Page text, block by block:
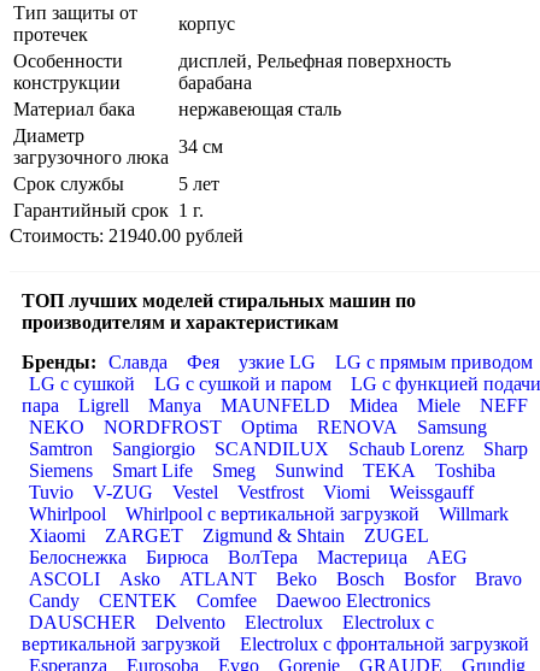
Тип защиты от
протечек
корпус
Особенности
конструкции
дисплей, Рельефная поверхность
барабана
Материал бака
нержавеющая сталь
Диаметр
загрузочного люка
34 см
Срок службы
5 лет
Гарантийный срок 1 г.
Стоимость: 21940.00 рублей
ТОП лучших моделей стиральных машин по
производителям и характеристикам
Бренды:
Славда Фея узкие LG
LG с прямым приводом
LG с сушкой
LG с сушкой и паром
LG с функцией подачи
пара
Ligrell Manya MAUNFELD Midea Miele
NEFF
NEKO
NORDFROST Optima RENOVA
Samsung
Samtron
Sangiorgio SCANDILUX Schaub Lorenz
Sharp
Siemens
Smart Life Smeg Sunwind TEKA
Toshiba
Tuvio
V-ZUG Vestel Vestfrost Viomi
Weissgauff
Whirlpool
Whirlpool с вертикальной загрузкой
Willmark
Xiaomi
ZARGET Zigmund & Shtain
ZUGEL
Белоснежка
Бирюса ВолТера Мастерица
AEG
ASCOLI
Asko ATLANT Beko Bosch Bosfor
Bravo
Candy
CENTEK Comfee
Daewoo Electronics
DAUSCHER
Delvento Electrolux
Electrolux с
вертикальной загрузкой
Electrolux с фронтальной загрузкой
Esperanza
Eurosoba Evgo Gorenje GRAUDE Grundig